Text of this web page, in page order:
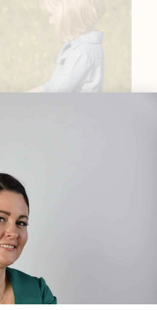
a HerbClinic alapítója,
és édesanya.
hatékony
gyermekek, a nők és a
és helyreállítása.